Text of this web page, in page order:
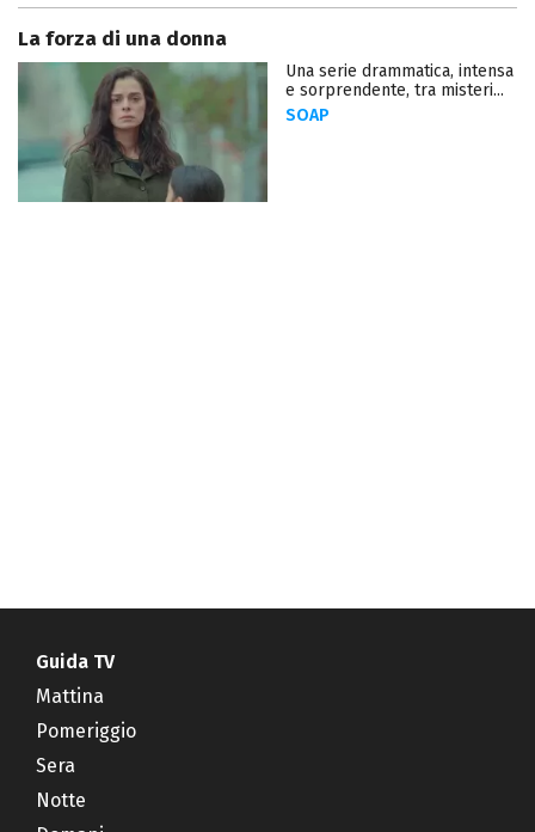
La forza di una donna
Una serie drammatica, intensa
e sorprendente, tra misteri...
SOAP
Guida TV
Mattina
Pomeriggio
Sera
Notte